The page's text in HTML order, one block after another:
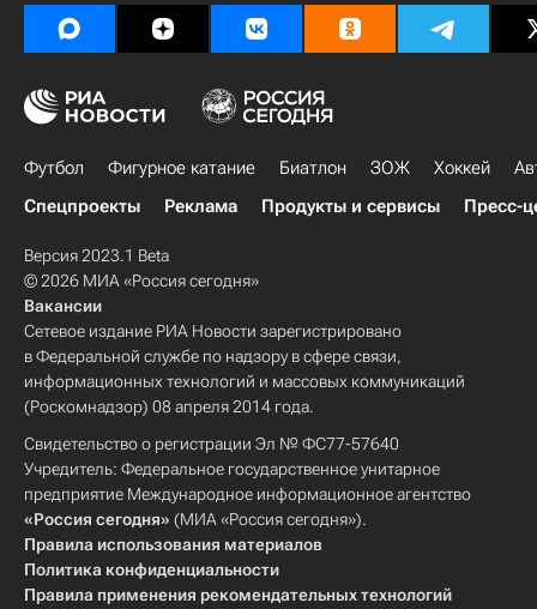
Футбол Фигурное катание Биатлон ЗОЖ Хоккей
Спецпроекты
Реклама Продукты и сервисы Пресс-
Версия 2023.1 Beta
© 2026 МИА «Россия сегодня»
Вакансии
Сетевое издание РИА Новости зарегистрировано
в Федеральной службе по надзору в сфере связи,
информационных технологий и массовых коммуникаций
(Роскомнадзор) 08 апреля 2014 года.
Свидетельство о регистрации Эл № ФС77-57640
Учредитель: Федеральное государственное унитарное
предприятие Международное информационное агентство
«Россия сегодня» (МИА «Россия сегодня»).
Правила использования материалов
Политика конфиденциальности
Правила применения рекомендательных технологий